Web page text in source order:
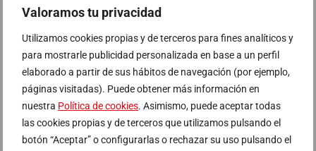
Valoramos tu privacidad
Utilizamos cookies propias y de terceros para fines analíticos y
para mostrarle publicidad personalizada en base a un perfil
elaborado a partir de sus hábitos de navegación (por ejemplo,
páginas visitadas). Puede obtener más información en
nuestra Política de cookies. Asimismo, puede aceptar todas
las cookies propias y de terceros que utilizamos pulsando el
botón “Aceptar” o configurarlas o rechazar su uso pulsando el
transacción, detalles de la reserva.
e) Datos de comunicaciones con CET10: llamadas
telefónicas, correos electrónicos, chatbot y cualquier
otro medio de comunicación puesto a tu disposición
en cada momento, y datos de comunicaciones
comerciales, así como los datos que nos facilites a
través de las encuestas de satisfacción.